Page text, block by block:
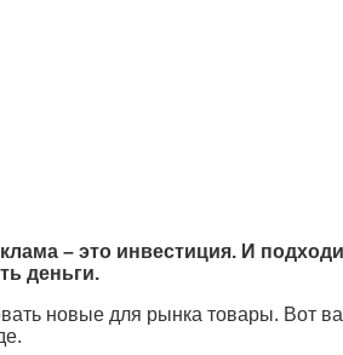
– это инвестиция. И
деньги.
новые для рынка товары. Вот